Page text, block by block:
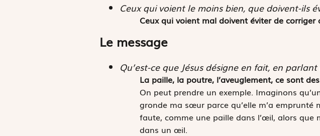
Ceux qui voient le moins bien, que doivent-ils
Ceux qui voient mal doivent éviter de corriger
Le message
Qu’est-ce que Jésus désigne en fait, en
La paille, la poutre, l’aveuglement, ce sont
On peut prendre un exemple. Imaginons
gronde ma sœur parce qu’elle m’a
faute, comme une paille dans l’œil, alors que
dans un œil.